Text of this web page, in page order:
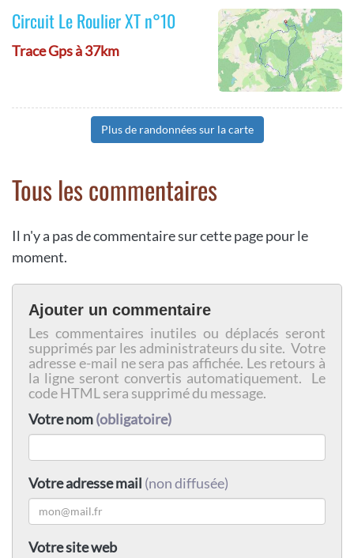
Circuit Le Roulier XT n°10
Trace Gps à 37km
Plus de randonnées sur la carte
Tous les commentaires
Il n'y a pas de commentaire sur cette page pour le
moment.
Ajouter un commentaire
Les commentaires inutiles ou déplacés seront
supprimés par les administrateurs du site. Votre
adresse e-mail ne sera pas affichée. Les retours à
la ligne seront convertis automatiquement. Le
code HTML sera supprimé du message.
Votre nom(obligatoire)
Votre adresse mail (non diffusée)
Votre site web